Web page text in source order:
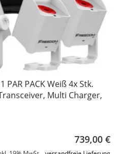
PAR PACK Weiß 4x Stk.
Multi Charger,
739,00 €